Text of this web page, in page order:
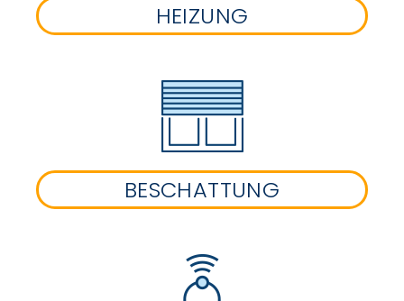
HEIZUNG
BESCHATTUNG